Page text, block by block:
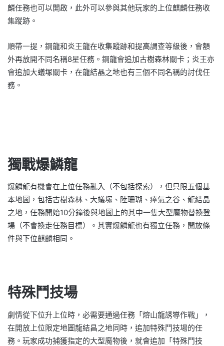
麟任務也可以開啟，此外可以參與其他玩家的上位麒麟任務收
集蹤跡。
順帶一提，鋼龍和炎王龍在收集蹤跡和提高調查等級後，會額
外再放開不同名稱8星任務。鋼龍會追加古樹森林關卡；炎王亦
會追加大蟻塚關卡，在龍結晶之地也有三個不同名稱的討伐任
務。
獨戰爆鱗龍
爆鱗龍有機會在上位任務亂入（不包括探索），但只限五個基
本地圖，包括古樹森林、大蟻塚、陸珊瑚、瘴氣之谷、龍結晶
之地，任務開始10分鐘後與地圖上的其中一隻大型魔物替換登
場（不會換走任務目標）。其實爆鱗龍也有獨立任務，開放條
件與下位麒麟相同。
特殊鬥技場
劇情從下位升上位時，必需要通過任務「熔山龍誘導作戰」，
在開放上位限定地圖龍結昌之地同時，追加特殊鬥技場的任
務。玩家成功捕獲指定的大型魔物後，就會追加「特殊鬥技